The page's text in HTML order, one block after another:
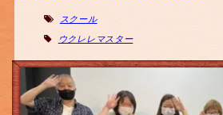
スクール
ウクレレマスター